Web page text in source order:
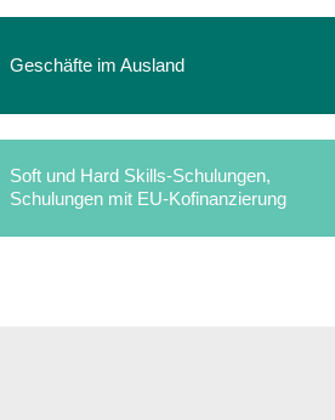
Geschäfte im Ausland
Soft und Hard Skills-Schulungen,
Schulungen mit EU-Kofinanzierung